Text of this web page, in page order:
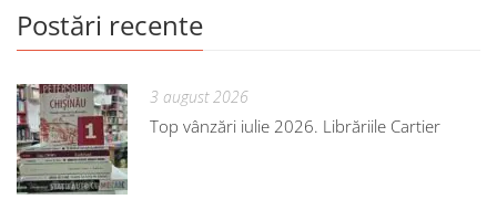
Postări recente
3 august 2026
Top vânzări iulie 2026. Librăriile Cartier